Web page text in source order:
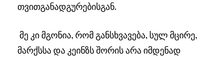
თვითგანადგურებისგან.
მე კი მგონია, რომ განსხვავება, სულ მცირე,
მარქსსა და კეინზს შორის არა იმდენად